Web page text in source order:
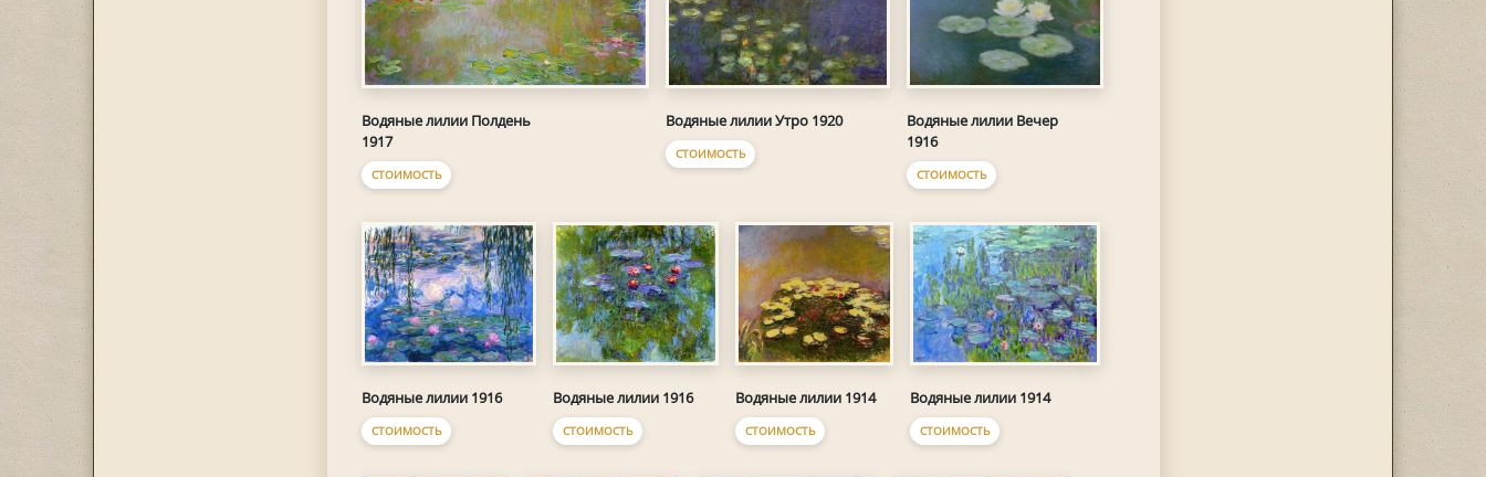
Водяные лилии Полдень
1917
СТОИМОСТЬ
Водяные лилии Утро 1920
СТОИМОСТЬ
Водяные лилии Вечер
1916
СТОИМОСТЬ
Водяные лилии 1916
СТОИМОСТЬ
Водяные лилии 1916
СТОИМОСТЬ
Водяные лилии 1914
СТОИМОСТЬ
Водяные лилии 1914
СТОИМОСТЬ